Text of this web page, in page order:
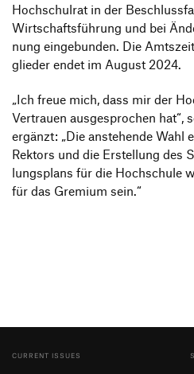
Hoch­schulrat in der
Wirt­schafts­füh­rung und bei
nung einge­bunden. Die
glieder endet im August 2024.
„Ich freue mich, dass mir der
Vertrauen ausge­spro­chen hat“,
ergänzt: „Die anste­hende Wahl
Rektors und die Erstel­lung des
lungs­plans für die Hoch­schule
für das Gremium sein.“
CURRENT ISSUES